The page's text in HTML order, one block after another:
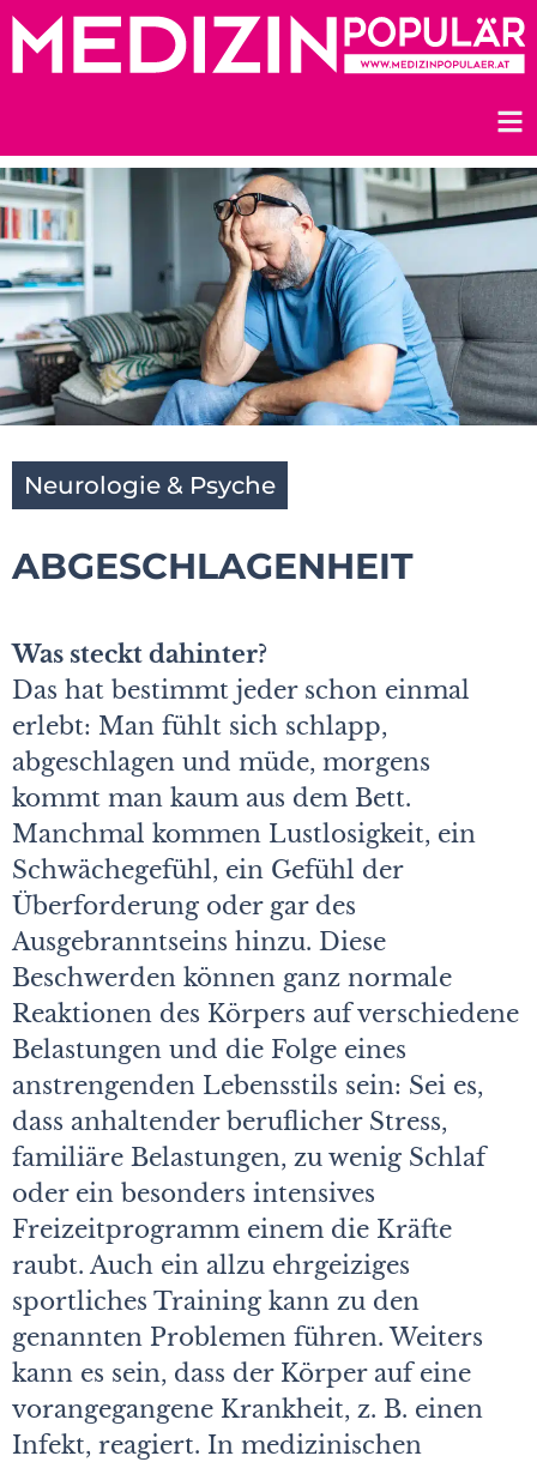
Zum
Inhalt
Neurologie & Psyche
ABGESCHLAGENHEIT
Was steckt dahinter?
Das hat bestimmt jeder schon einmal
erlebt: Man fühlt sich schlapp,
abgeschlagen und müde, morgens
kommt man kaum aus dem Bett.
Manchmal kommen Lustlosigkeit, ein
Schwächegefühl, ein Gefühl der
Überforderung oder gar des
Ausgebranntseins hinzu. Diese
Beschwerden können ganz normale
Reaktionen des Körpers auf verschiedene
Belastungen und die Folge eines
anstrengenden Lebensstils sein: Sei es,
dass anhaltender beruflicher Stress,
familiäre Belastungen, zu wenig Schlaf
oder ein besonders intensives
Freizeitprogramm einem die Kräfte
raubt. Auch ein allzu ehrgeiziges
sportliches Training kann zu den
genannten Problemen führen. Weiters
kann es sein, dass der Körper auf eine
vorangegangene Krankheit, z. B. einen
Infekt, reagiert. In medizinischen